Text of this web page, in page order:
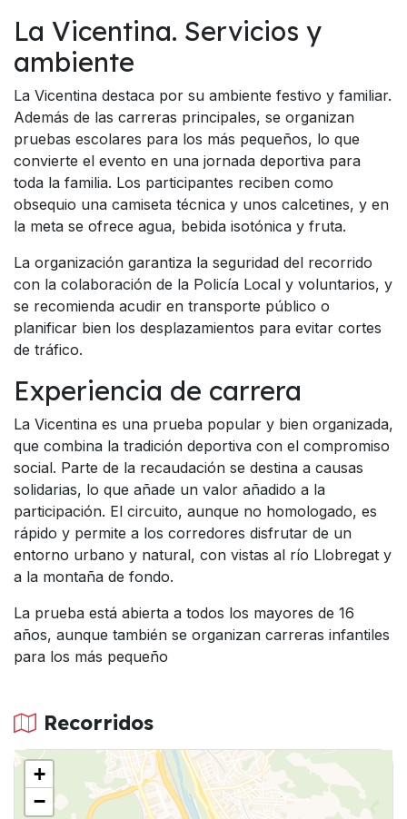
La Vicentina. Servicios y
ambiente
La Vicentina destaca por su ambiente festivo y familiar.
Además de las carreras principales, se organizan
pruebas escolares para los más pequeños, lo que
convierte el evento en una jornada deportiva para
toda la familia. Los participantes reciben como
obsequio una camiseta técnica y unos calcetines, y en
la meta se ofrece agua, bebida isotónica y fruta.
La organización garantiza la seguridad del recorrido
con la colaboración de la Policía Local y voluntarios, y
se recomienda acudir en transporte público o
planificar bien los desplazamientos para evitar cortes
de tráfico.
Experiencia de carrera
La Vicentina es una prueba popular y bien organizada,
que combina la tradición deportiva con el compromiso
social. Parte de la recaudación se destina a causas
solidarias, lo que añade un valor añadido a la
participación. El circuito, aunque no homologado, es
rápido y permite a los corredores disfrutar de un
entorno urbano y natural, con vistas al río Llobregat y
a la montaña de fondo.
La prueba está abierta a todos los mayores de 16
años, aunque también se organizan carreras infantiles
para los más pequeño
Recorridos
+
−